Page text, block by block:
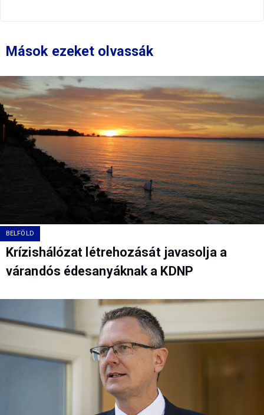
Mások ezeket olvassák
BELFÖLD
Krízishálózat létrehozását javasolja a
várandós édesanyáknak a KDNP